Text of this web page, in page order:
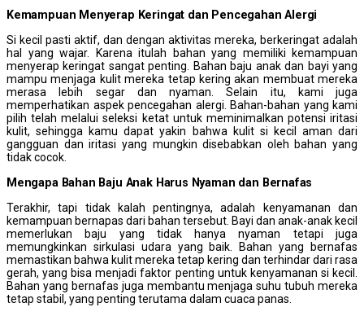
Kemampuan M enyerap Keringat dan PencegahanAlergi
Si kecil pasti aktif, dan dengan aktivitas mereka, berkeringat adalah
hal yang wajar. Karena itulah bahan yang memiliki kemampuan
menyerap keringat sangat penting. Bahan baju anak dan bayi yang
mampu menjaga kulit mereka tetap kering akan membuat mereka
merasa lebih segar dan nyaman. Selain itu, kami juga
memperhatikan aspek pencegahan alergi. Bahan-bahan yang kami
pilih telah melalui seleksi ketat untuk meminimalkan potensi iritasi
kulit, sehingga kamu dapat yakin bahwa kulit si kecil aman dari
gangguan dan iritasi yang mungkin disebabkan oleh bahan yang
tidak cocok.
Mengapa Bahan Baju Anak Harus Nyaman dan Bernafas
Terakhir, tapi tidak kalah pentingnya, adalah kenyamanan dan
kemampuan bernapas dari bahan tersebut. Bayi dan anak-anak kecil
memerlukan baju yang tidak hanya nyaman tetapi juga
memungkinkan sirkulasi udara yang baik. Bahan yang bernafas
memastikan bahwa kulit mereka tetap kering dan terhindar dari rasa
gerah, yang bisa menjadi faktor penting untuk kenyamanan si kecil.
Bahan yang bernafas juga membantu menjaga suhu tubuh mereka
tetap stabil, yang penting terutama dalam cuaca panas.